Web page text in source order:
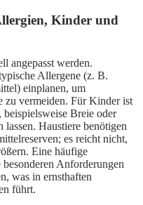
Kinder und
angepasst werden.
Allergene (z. B.
einplanen, um
zu vermeiden. Für Kinder ist
beispielsweise Breie oder
Haustiere benötigen
es reicht nicht,
Eine häufige
Anforderungen
was in ernsthaften
führt.